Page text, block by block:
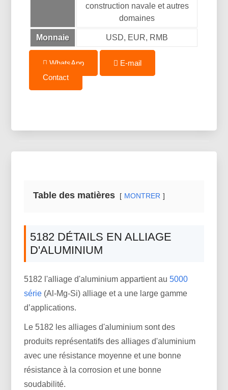
construction navale et autres
domaines
Monnaie USD, EUR, RMB
WhatsApp
E-mail
Contact
Table des matières MONTRER
5182 DÉTAILS EN ALLIAGE
D'ALUMINIUM
5182 l'alliage d'aluminium appartient au5000
série (Al-Mg-Si) alliage et a une large gamme
d’applications.
Le 5182 les alliages d'aluminium sont des
produits représentatifs des alliages d'aluminium
avec une résistance moyenne et une bonne
résistance à la corrosion et une bonne
soudabilité.